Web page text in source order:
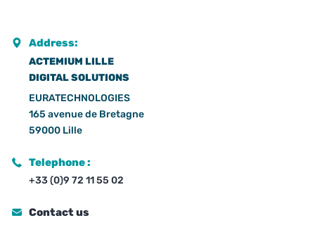
Address:
ACTEMIUM LILLE
DIGITAL SOLUTIONS
EURATECHNOLOGIES
165 avenue de Bretagne
59000 Lille
Telephone :
+33 (0)9 72 11 55 02
Contact us